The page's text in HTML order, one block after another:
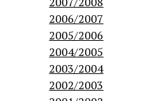
2006/2007
2005/2006
2004/2005
2003/2004
2002/2003